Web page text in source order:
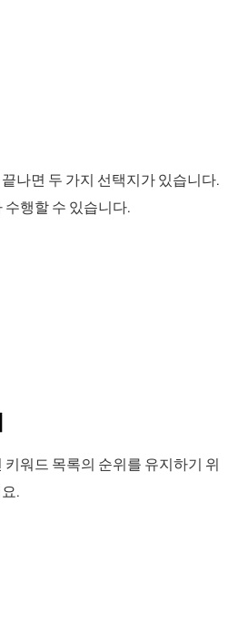
나면 두 가지 선택지가 있습니다.
행할 수 있습니다.
워드 목록의 순위를 유지하기 위
.